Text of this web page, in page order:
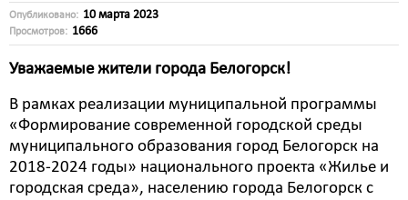
Опубликовано: 10 марта 2023
Просмотров: 1666
Уважаемые жители города Белогорск!
В рамках реализации муниципальной программы
«Формирование современной городской среды
муниципального образования город Белогорск на
2018-2024 годы» национального проекта «Жилье и
городская среда», населению города Белогорск с